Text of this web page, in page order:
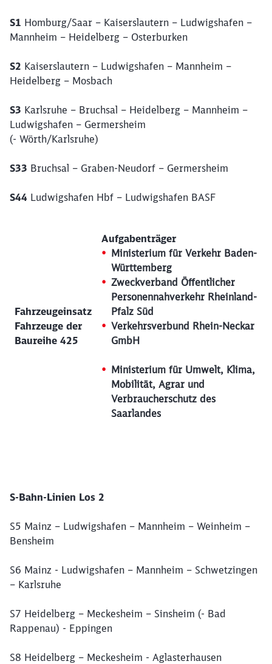
S1 Homburg/Saar – Kaiserslautern – Ludwigshafen –
Mannheim – Heidelberg – Osterburken
S2 Kaiserslautern – Ludwigshafen – Mannheim –
Heidelberg – Mosbach
S3 Karlsruhe – Bruchsal – Heidelberg – Mannheim –
Ludwigshafen – Germersheim
(- Wörth/Karlsruhe)
S33 Bruchsal – Graben-Neudorf – Germersheim
S44 Ludwigshafen Hbf – Ludwigshafen BASF
Fahrzeugeinsatz
Fahrzeuge der
Baureihe 425
Aufgabenträger
Ministerium für Verkehr Baden-
Württemberg
Zweckverband Öffentlicher
Personennahverkehr Rheinland-
Pfalz Süd
Verkehrsverbund Rhein-Neckar
GmbH
Ministerium für Umwelt, Klima,
Mobilität, Agrar und
Verbraucherschutz des
Saarlandes
S-Bahn-Linien Los 2
S5 Mainz – Ludwigshafen – Mannheim – Weinheim –
Bensheim
S6 Mainz - Ludwigshafen – Mannheim – Schwetzingen
– Karlsruhe
S7 Heidelberg – Meckesheim – Sinsheim (- Bad
Rappenau) - Eppingen
S8 Heidelberg – Meckesheim - Aglasterhausen